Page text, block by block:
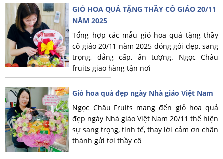
GIỎ HOA QUẢ TẶNG THẦY CÔ GIÁO 20/11
NĂM 2025
Tổng hợp các mẫu giỏ hoa quả tặng thầy
cô giáo 20/11 năm 2025 đóng gói đẹp, sang
trọng, đẳng cấp, ấn tượng. Ngọc Châu
fruits giao hàng tận nơi
Giỏ hoa quả đẹp ngày Nhà giáo Việt Nam
Ngọc Châu Fruits mang đến giỏ hoa quả
đẹp ngày Nhà giáo Việt Nam 20/11 thể hiện
sự sang trọng, tinh tế, thay lời cảm ơn chân
thành gửi tới thầy cô